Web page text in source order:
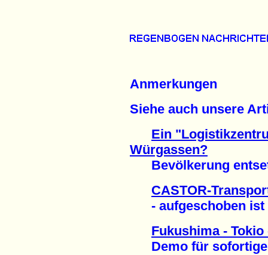
Anmerkungen
Siehe auch unsere
Ein
Würgassen?
Bevölkerung
CASTOR-
- aufgeschoben ist
Fukushima -
Demo für